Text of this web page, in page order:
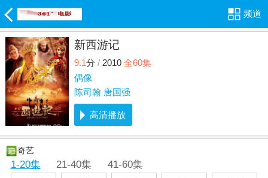
频道
新西游记
9.1分 /2010 全60集
偶像
陈司翰 唐国强
高清播放
奇艺
1-20集 21-40集
41-60集